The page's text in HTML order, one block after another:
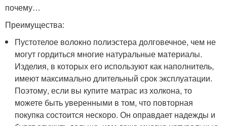
почему…
Преимущества:
Пустотелое волокно полиэстера долговечное, чем не
могут гордиться многие натуральные материалы.
Изделия, в которых его используют как наполнитель,
имеют максимально длительный срок эксплуатации.
Поэтому, если вы купите матрас из холкона, то
можете быть уверенными в том, что повторная
покупка состоится нескоро. Он оправдает надежды и